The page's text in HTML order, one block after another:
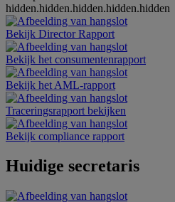
hidden.hidden.hidden.hidden.hidden
Bekijk Director Rapport
Bekijk het consumentenrapport
Bekijk het AML-rapport
Traceringsrapport bekijken
Bekijk compliance rapport
Huidige secretaris